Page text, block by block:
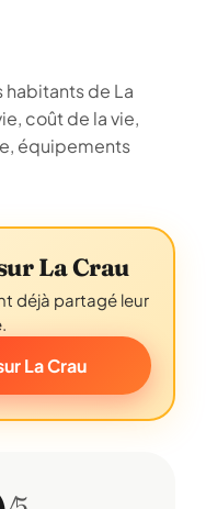
habitants de La
coût de la vie,
équipements
La Crau
déjà partagé leur
La Crau